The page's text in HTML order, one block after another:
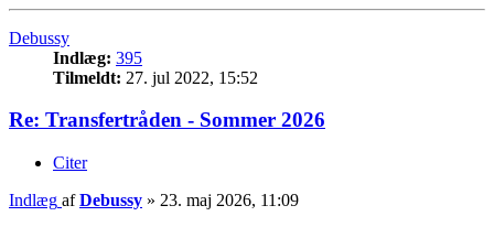
Debussy
Indlæg: 395
Tilmeldt: 27. jul 2022, 15:52
Re: Transfertråden - Sommer 2026
Citer
Indlæg afDebussy » 23. maj 2026, 11:09